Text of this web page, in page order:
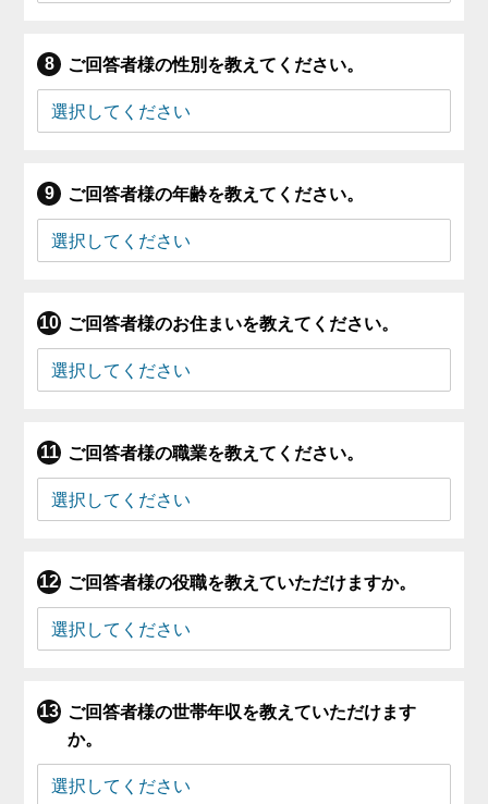
ご回答者様の性別を教えてください。
ご回答者様の年齢を教えてください。
ご回答者様のお住まいを教えてください。
ご回答者様の職業を教えてください。
ご回答者様の役職を教えていただけますか。
ご回答者様の世帯年収を教えていただけます
か。